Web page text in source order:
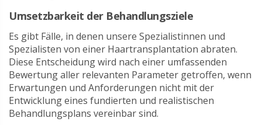
Umsetzbarkeit der Behandlungsziele
Es gibt Fälle, in denen unsere Spezialistinnen und
Spezialisten von einer Haartransplantation abraten.
Diese Entscheidung wird nach einer umfassenden
Bewertung aller relevanten Parameter getroffen, wenn
Erwartungen und Anforderungen nicht mit der
Entwicklung eines fundierten und realistischen
Behandlungsplans vereinbar sind.